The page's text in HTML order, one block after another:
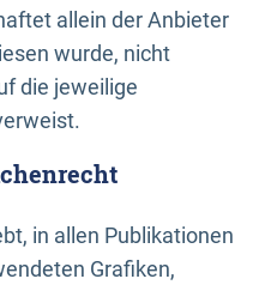
allein der Anbieter
wurde, nicht
die jeweilige
in allen Publikationen
Grafiken,